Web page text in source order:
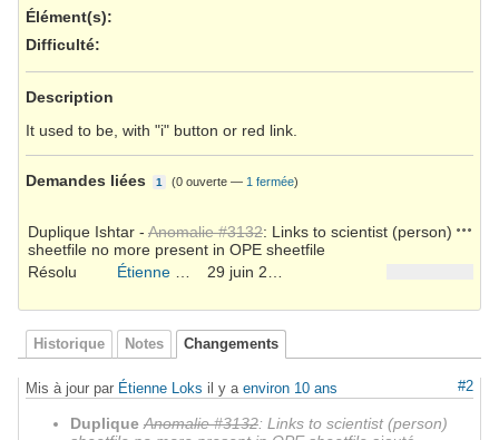
Élément(s):
Difficulté:
Description
It used to be, with "i" button or red link.
Demandes liées 1 (0 ouverte — 1 fermée)
Duplique Ishtar - Anomalie #3132: Links to scientist (person)
sheetfile no more present in OPE sheetfile
Résolu
Étienne Loks 29 juin 2016
Historique Notes Changements
#2
Mis à jour par Étienne Loks il y a environ 10 ans
Duplique Anomalie #3132: Links to scientist (person)